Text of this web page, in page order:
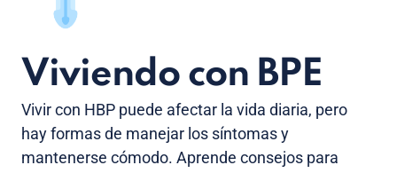
Viviendo con BPE
Vivir con HBP puede afectar la vida diaria, pero
hay formas de manejar los síntomas y
mantenerse cómodo. Aprende consejos para